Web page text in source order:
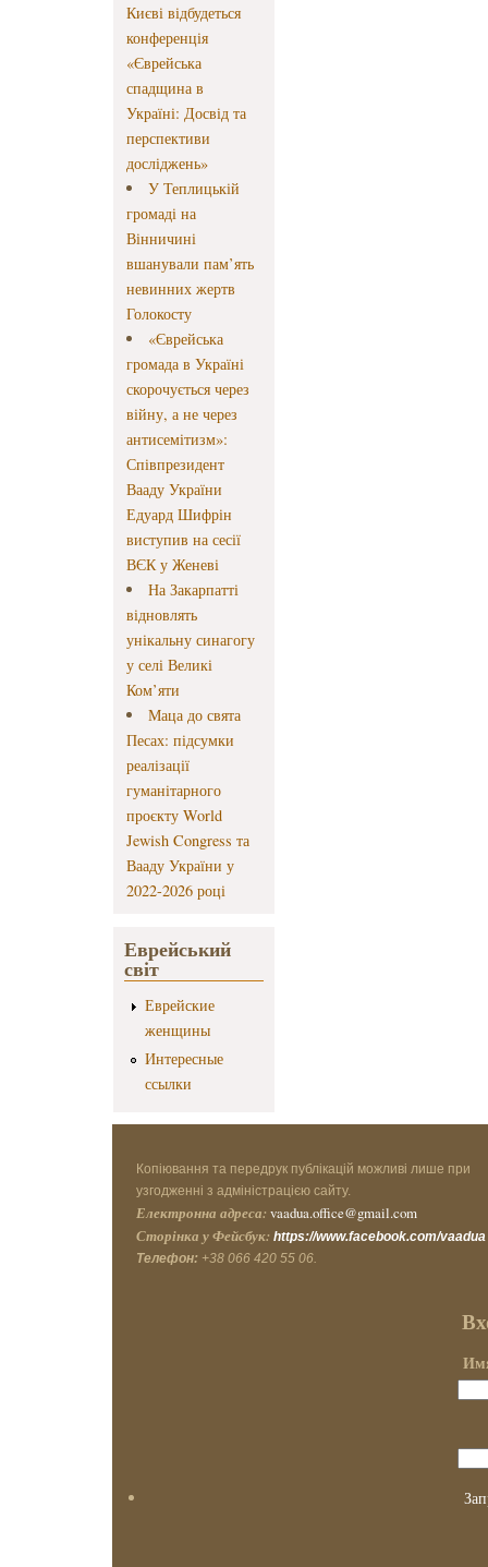
Києві відбудеться
конференція
«Єврейська
спадщина в
Україні: Досвід та
перспективи
досліджень»
У Теплицькій
громаді на
Вінничині
вшанували пам’ять
невинних жертв
Голокосту
«Єврейська
громада в Україні
скорочується через
війну, а не через
антисемітизм»:
Співпрезидент
Вааду України
Едуард Шифрін
виступив на сесії
ВЄК у Женеві
На Закарпатті
відновлять
унікальну синагогу
у селі Великі
Ком’яти
Маца до свята
Песах: підсумки
реалізації
гуманітарного
проєкту World
Jewish Congress та
Вааду України у
2022-2026 році
Еврейський
світ
Еврейские
женщины
Интересные
ссылки
Копіювання та передрук публікацій можливі лише при
узгодженні з адміністрацією сайту.
Електронна адреса: vaadua.office@gmail.com
Сторінка у Фейсбук: https://www.facebook.com/vaadua
Телефон: +38 066 420 55 06.